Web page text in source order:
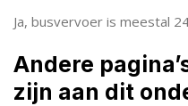
Ja, busvervoer is meestal
Andere
zijn aan dit